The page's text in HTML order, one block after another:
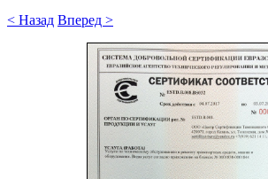
< Назад Вперед >